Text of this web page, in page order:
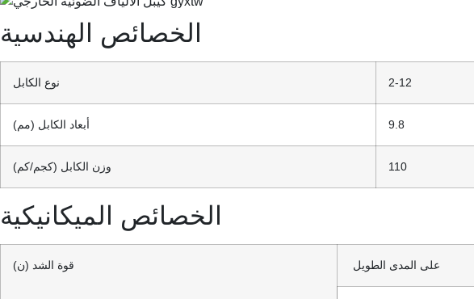
الخصائص الهندسية
نوع الكابل 2-12
أبعاد الكابل (مم) 9.8
وزن الكابل (كجم/كم) 110
الخصائص الميكانيكية
قوة الشد (ن) على المدى الطويل